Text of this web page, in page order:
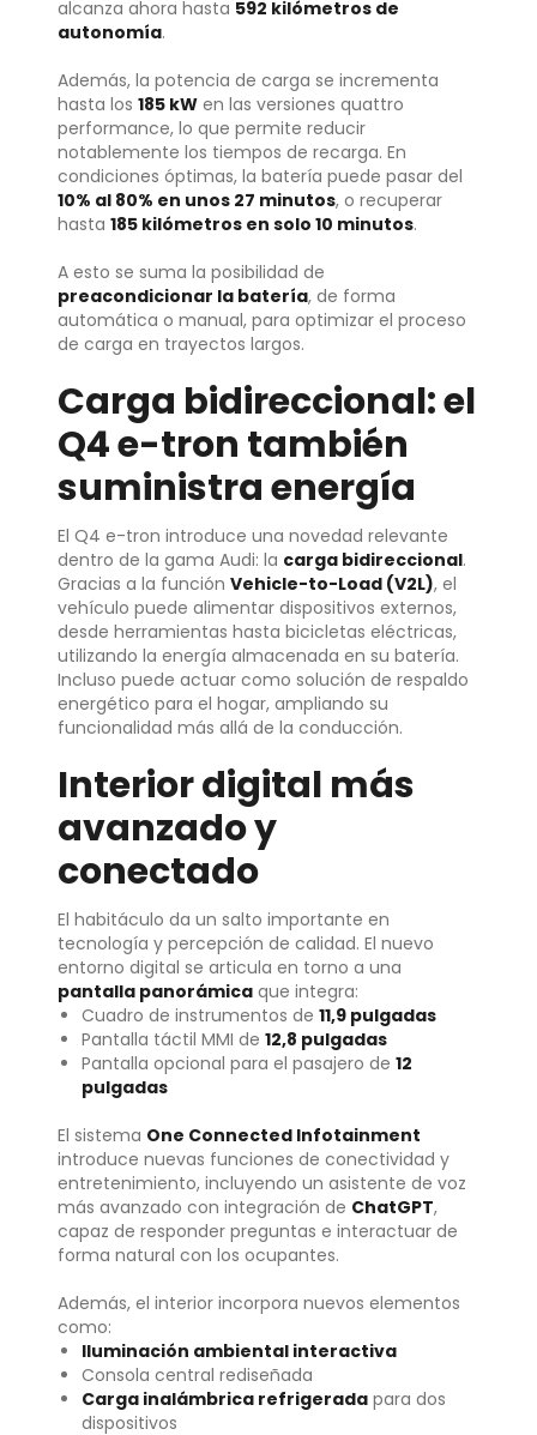
alcanza ahora hasta 592 kilómetros de
autonomía.
Además, la potencia de carga se incrementa
hasta los 185 kW en las versiones quattro
performance, lo que permite reducir
notablemente los tiempos de recarga. En
condiciones óptimas, la batería puede pasar del
10% al 80% en unos 27 minutos, o recuperar
hasta 185 kilómetros en solo 10 minutos.
A esto se suma la posibilidad de
preacondicionar la batería, de forma
automática o manual, para optimizar el proceso
de carga en trayectos largos.
Carga bidireccional: el
Q4 e-tron también
suministra energía
El Q4 e-tron introduce una novedad relevante
dentro de la gama Audi: la carga bidireccional.
Gracias a la función Vehicle-to-Load (V2L), el
vehículo puede alimentar dispositivos externos,
desde herramientas hasta bicicletas eléctricas,
utilizando la energía almacenada en su batería.
Incluso puede actuar como solución de respaldo
energético para el hogar, ampliando su
funcionalidad más allá de la conducción.
Interior digital más
avanzado y
conectado
El habitáculo da un salto importante en
tecnología y percepción de calidad. El nuevo
entorno digital se articula en torno a una
pantalla panorámica que integra:
Cuadro de instrumentos de 11,9 pulgadas
Pantalla táctil MMI de 12,8 pulgadas
Pantalla opcional para el pasajero de 12
pulgadas
El sistema One Connected Infotainment
introduce nuevas funciones de conectividad y
entretenimiento, incluyendo un asistente de voz
más avanzado con integración de ChatGPT,
capaz de responder preguntas e interactuar de
forma natural con los ocupantes.
Además, el interior incorpora nuevos elementos
como:
Iluminación ambiental interactiva
Consola central rediseñada
Carga inalámbrica refrigerada para dos
dispositivos